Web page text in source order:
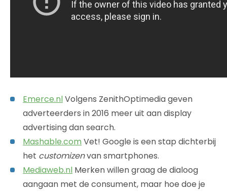
Emerce.nlVolgens ZenithOptimedia geven
adverteerders in 2016 meer uit aan display
advertising dan search.
Mashable.com Vet! Google is een stap dichterbij
het customizenvan smartphones.
Mediaweb.nl Merken willen graag de dialoog
aangaan met de consument, maar hoe doe je